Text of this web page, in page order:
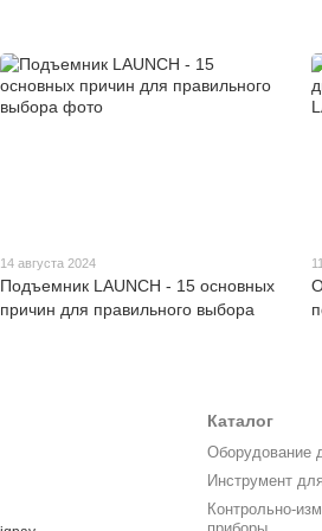
14 августа 2024
Подъемник LAUNCH - 15 основных
причин для правильного выбора
Каталог
Оборудование
Инструмент
Контрольно-